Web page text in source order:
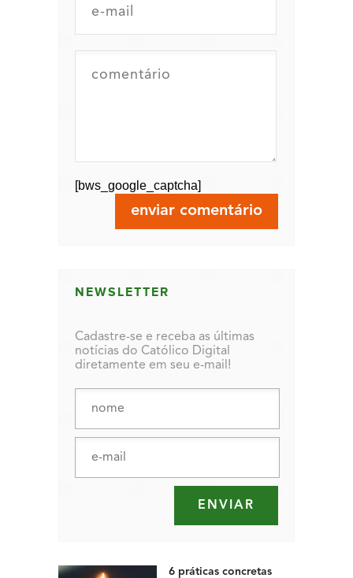
[bws_google_captcha]
NEWSLETTER
Cadastre-se e receba as últimas
notícias do Católico Digital
diretamente em seu e-mail!
6 práticas concretas